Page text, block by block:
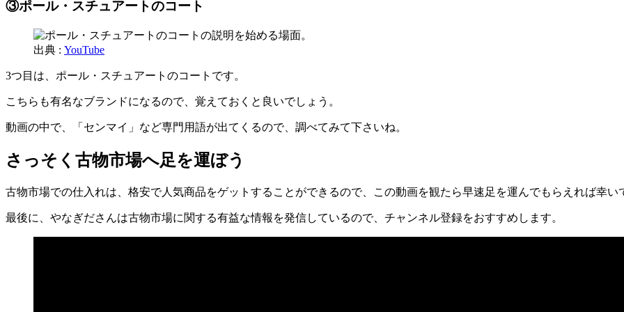
③ポール・スチュアートのコート
出典 : YouTube
3つ目は、ポール・スチュアートのコートです。
こちらも有名なブランドになるので、覚えておくと良いでしょう。
動画の中で、「センマイ」など専門用語が出てくるので、調べてみて下さいね。
さっそく古物市場へ足を運ぼう
古物市場での仕入れは、格安で人気商品をゲットすることができるので、この動画を観たら早速足を運んでもらえれば幸い
最後に、やなぎださんは古物市場に関する有益な情報を発信しているので、チャンネル登録をおすすめします。